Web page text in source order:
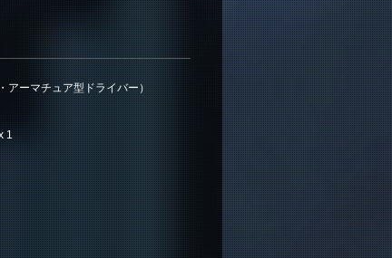
アーマチュア型ドライバー）
1